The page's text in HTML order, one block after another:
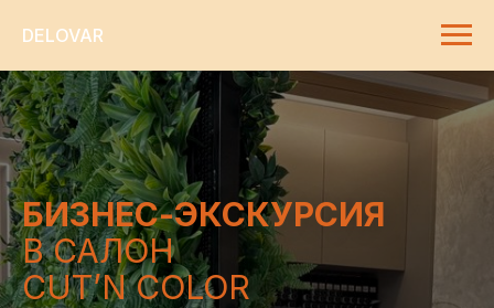
DELOVAR
БИЗНЕС-ЭКСКУРСИЯ
В САЛОН
CUT’N COLOR